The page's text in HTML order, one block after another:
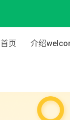
首页 介绍